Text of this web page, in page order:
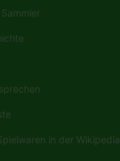
in der Wikipedia